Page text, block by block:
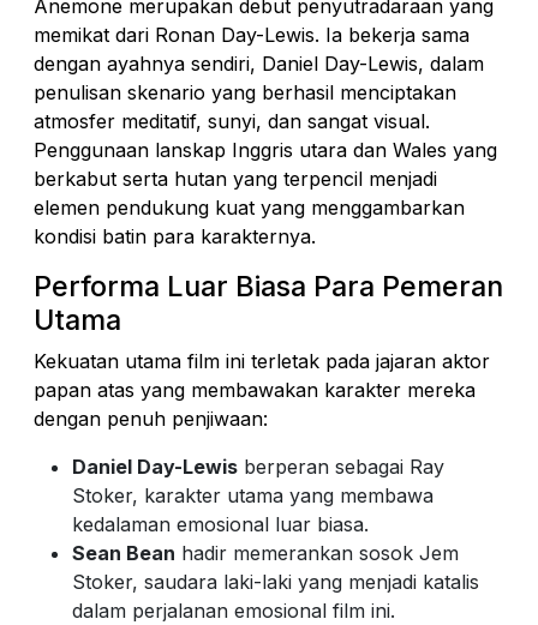
Anemone merupakan debut penyutradaraan yang
memikat dari Ronan Day-Lewis. Ia bekerja sama
dengan ayahnya sendiri, Daniel Day-Lewis, dalam
penulisan skenario yang berhasil menciptakan
atmosfer meditatif, sunyi, dan sangat visual.
Penggunaan lanskap Inggris utara dan Wales yang
berkabut serta hutan yang terpencil menjadi
elemen pendukung kuat yang menggambarkan
kondisi batin para karakternya.
Performa Luar Biasa Para Pemeran
Utama
Kekuatan utama film ini terletak pada jajaran aktor
papan atas yang membawakan karakter mereka
dengan penuh penjiwaan:
Daniel Day-Lewis berperan sebagai Ray
Stoker, karakter utama yang membawa
kedalaman emosional luar biasa.
Sean Bean hadir memerankan sosok Jem
Stoker, saudara laki-laki yang menjadi katalis
dalam perjalanan emosional film ini.